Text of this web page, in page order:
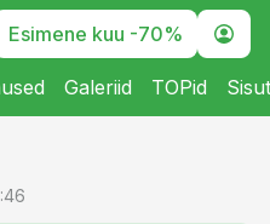
Esimene kuu -70%
Galeriid TOPid